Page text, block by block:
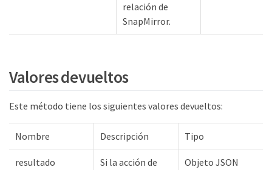
relación de
SnapMirror.
Valores devueltos
Este método tiene los siguientes valores devueltos:
Nombre Descripción Tipo
resultado
Si la acción de
Objeto JSON